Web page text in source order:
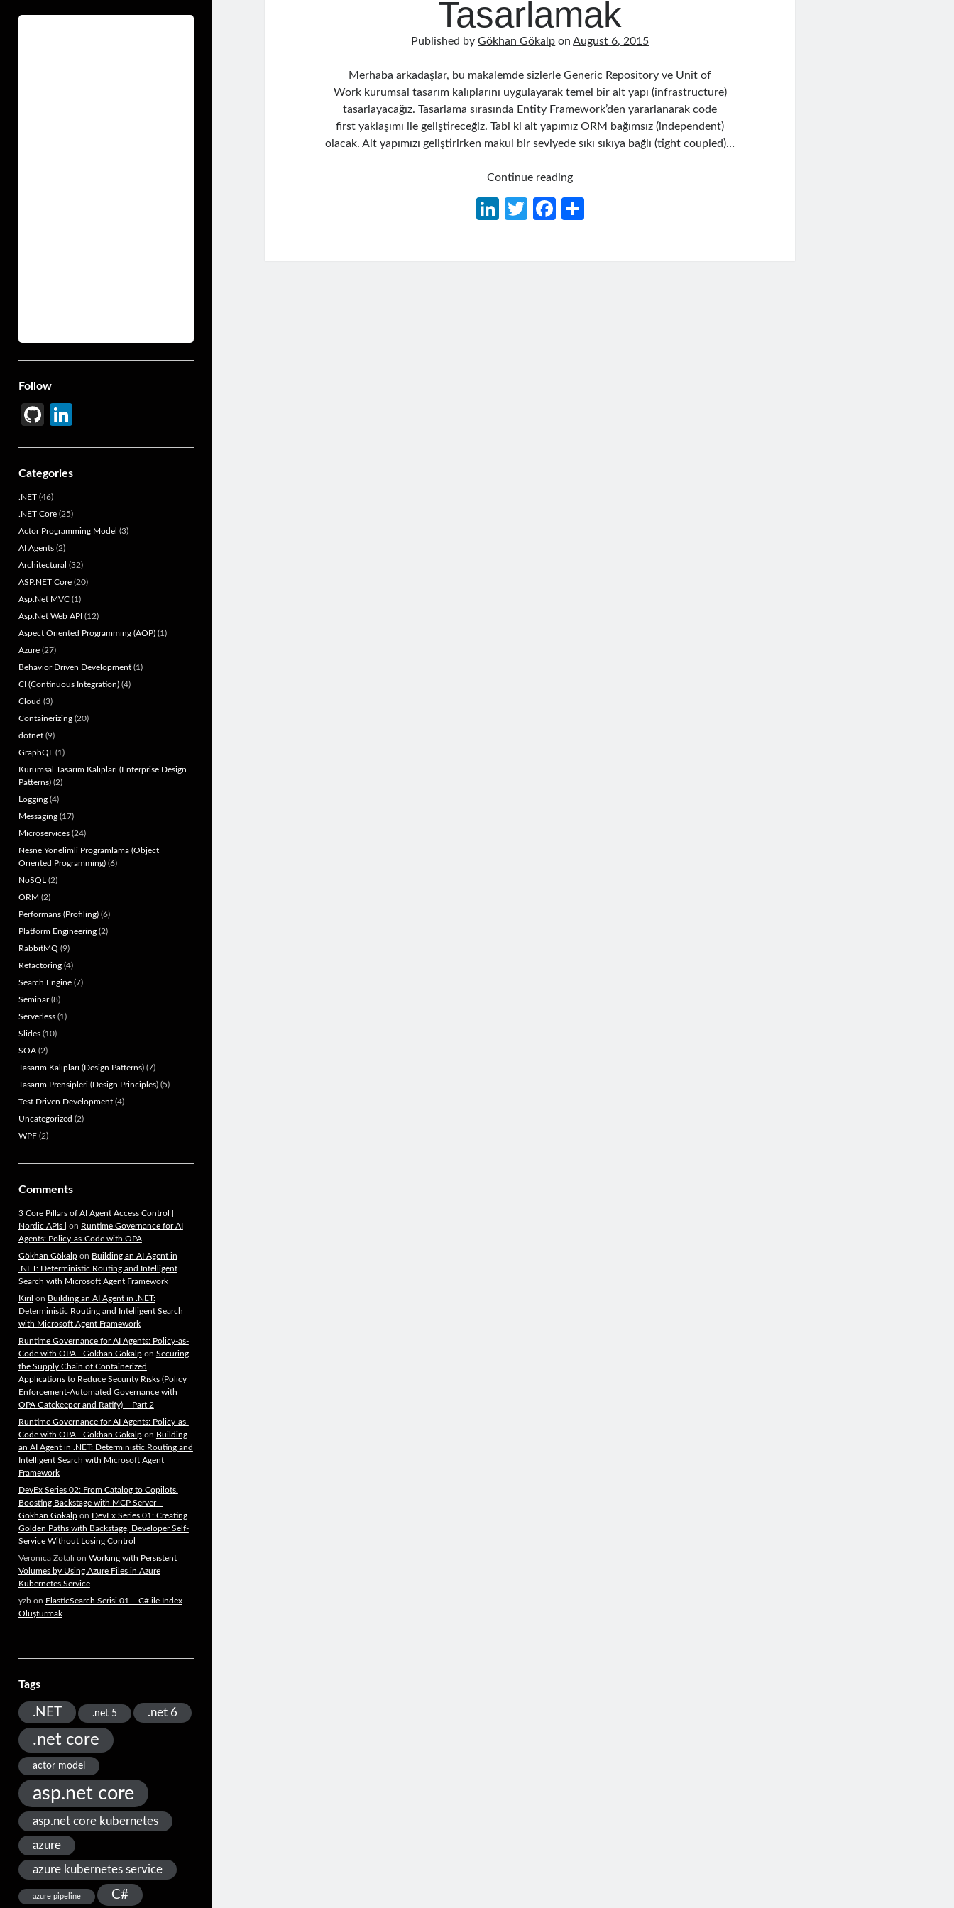
Follow
Gi
u
b
dI
n
Categories
.NET(46)
.NET Core(25)
Actor Programming Model (3)
AI Agents(2)
Architectural (32)
ASP.NET Core(20)
Asp.Net MVC(1)
Asp.Net Web API(12)
Aspect Oriented Programming (AOP)(1)
Azure(27)
Behavior Driven Development(1)
CI (Continuous Integration)(4)
Cloud (3)
Containerizing(20)
dotnet(9)
GraphQL (1)
Kurumsal Tasarım Kalıpları (Enterprise Design
Patterns)(2)
Logging(4)
Messaging(17)
Microservices(24)
Nesne Yönelimli Programlama (Object
Oriented Programming)(6)
NoSQL (2)
ORM (2)
Performans (Profiling)(6)
Platform Engineering(2)
RabbitMQ (9)
Refactoring(4)
Search Engine(7)
Seminar(8)
Serverless(1)
Slides(10)
SOA(2)
Tasarım Kalıpları (Design Patterns)(7)
Tasarım Prensipleri (Design Principles)(5)
Test Driven Development(4)
Uncategorized (2)
WPF(2)
Comments
3 Core Pillars of AI Agent Access Control |
Nordic APIs |
on Runtime Governance for AI
Agents: Policy-as-Code with OPA
Gökhan Gökalpon Building an AI Agent in
.NET: Deterministic Routing and Intelligent
Search with Microsoft Agent Framework
Kiril on Building an AI Agent in .NET:
Deterministic Routing and Intelligent Search
with Microsoft Agent Framework
Runtime Governance for AI Agents: Policy-as-
Code with OPA - Gökhan Gökalpon Securing
the Supply Chain of Containerized
Applications to Reduce Security Risks (Policy
Enforcement-Automated Governance with
OPA Gatekeeper and Ratify) – Part 2
Runtime Governance for AI Agents: Policy-as-
Code with OPA - Gökhan Gökalpon Building
an AI Agent in .NET: Deterministic Routing and
Intelligent Search with Microsoft Agent
Framework
DevEx Series 02: From Catalog to Copilots.
Boosting Backstage with MCP Server –
Gökhan Gökalpon DevEx Series 01: Creating
Golden Paths with Backstage, Developer Self-
Service Without Losing Control
Veronica Zotali on Working with Persistent
Volumes by Using Azure Files in Azure
Kubernetes Service
yzbon ElasticSearch Serisi 01 – C# ile Index
Oluşturmak
Tags
.NET .net 5 .net 6
.net core
actor model
asp.net core
asp.net core kubernetes
azure
azure kubernetes service
azure pipeline C#
Tasarlamak
Published byGökhan Gökalp onAugust 6, 2015
Merhaba arkadaşlar, bu makalemde sizlerle Generic Repository ve Unit of
Work kurumsal tasarım kalıplarını uygulayarak temel bir alt yapı (infrastructure)
tasarlayacağız. Tasarlama sırasında Entity Framework’den yararlanarak code
first yaklaşımı ile geliştireceğiz. Tabi ki alt yapımız ORM bağımsız (independent)
olacak. Alt yapımızı geliştirirken makul bir seviyede sıkı sıkıya bağlı (tight coupled)…
Continue readingGeneric
ve
Li
T
Fa